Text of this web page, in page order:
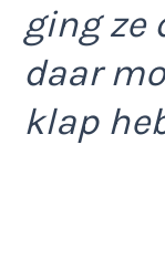
ging ze
daar
klap